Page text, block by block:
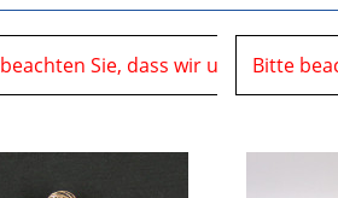
auf einer Veranstaltung
Zeit vom 06.08.2026 bis
Sie, dass wir uns in der
Bitte